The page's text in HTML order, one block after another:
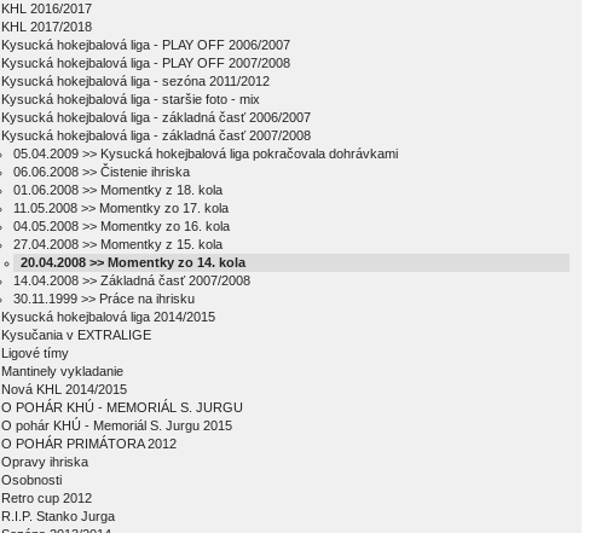
KHL 2016/2017
KHL 2017/2018
Kysucká hokejbalová liga - PLAY OFF 2006/2007
Kysucká hokejbalová liga - PLAY OFF 2007/2008
Kysucká hokejbalová liga - sezóna 2011/2012
Kysucká hokejbalová liga - staršie foto - mix
Kysucká hokejbalová liga - základná časť 2006/2007
Kysucká hokejbalová liga - základná časť 2007/2008
05.04.2009 >> Kysucká hokejbalová liga pokračovala dohrávkami
06.06.2008 >> Čistenie ihriska
01.06.2008 >> Momentky z 18. kola
11.05.2008 >> Momentky zo 17. kola
04.05.2008 >> Momentky zo 16. kola
27.04.2008 >> Momentky z 15. kola
20.04.2008 >> Momentky zo 14. kola
14.04.2008 >> Základná časť 2007/2008
30.11.1999 >> Práce na ihrisku
Kysucká hokejbalová liga 2014/2015
Kysučania v EXTRALIGE
Ligové tímy
Mantinely vykladanie
Nová KHL 2014/2015
O POHÁR KHÚ - MEMORIÁL S. JURGU
O pohár KHÚ - Memoriál S. Jurgu 2015
O POHÁR PRIMÁTORA 2012
Opravy ihriska
Osobnosti
Retro cup 2012
R.I.P. Stanko Jurga